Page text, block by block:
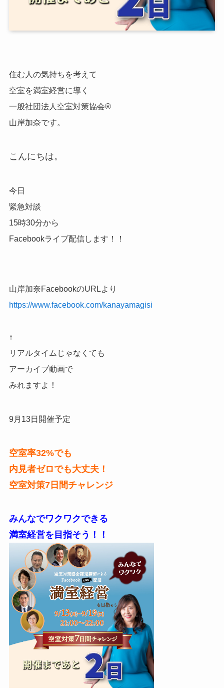
住む人の気持ちを考えて
空室を満室経営に導く
一般社団法人空室対策協会®
山岸加奈です。
こんにちは。
今日
緊急対談
15時30分から
Facebookライブ配信します！！
山岸加奈FacebookのURLより
https://www.facebook.com/kanayamagisi
↑
リアルタイムじゃなくても
アーカイブ動画で
みれますよ！
9月13日開催予定
空室率32%でも
内見者ゼロでも大丈夫！
空室対策7日間チャレンジ
みんなでワクワクできる
満室経営を目指そう！！